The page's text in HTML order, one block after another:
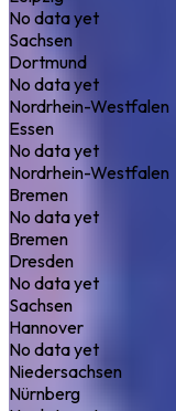
No data yet
Sachsen
Dortmund
No data yet
Nordrhein-Westfalen
Essen
No data yet
Nordrhein-Westfalen
Bremen
No data yet
Bremen
Dresden
No data yet
Sachsen
Hannover
No data yet
Niedersachsen
Nürnberg